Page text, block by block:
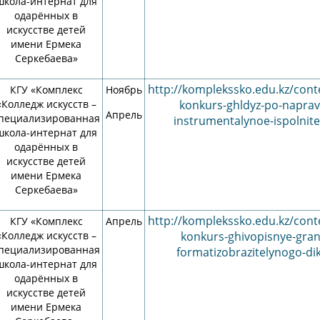
работа
услуги (ступень
работа и
работа колледжа
молодежи
педагогического
работа кураторов
работа
деятельность
база
ПЦК «Теория музыки»
ПЦК «Актерское искусство»
ПЦК «Общеобразовательный цикл»
ПЦК «Дизайн интерьера»Воспитательная работа
Методическая работа ШОД
Акция «Дорога в школу»
В помощь школьникам
Государственные услуги
одарённых в
искусстве детей
имени Ермека
Серкебаева»
КГУ «Комплекс
искусств –
интернат для
одарённых в
искусстве детей
имени Ермека
Серкебаева»
Ноябрь
Апрель
http://komplekssko.edu.kz/
konkurs-ghldyz-po-
instrumentalynoe-
КГУ «Комплекс
искусств –
интернат для
одарённых в
искусстве детей
имени Ермека
Апрель http://komplekssko.edu.kz/
konkurs-ghivopisnye-
formatizobrazitelynogo-